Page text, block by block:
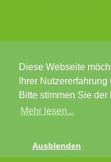
Diese Webseite
Ihrer
Bitte stimmen Sie der
Mehr lesen...
Ausblenden
© 2026 BEWO-
Wiener Straße 180,